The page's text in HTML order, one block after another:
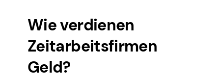
Wie verdienen
Zeitarbeitsfirmen
Geld?